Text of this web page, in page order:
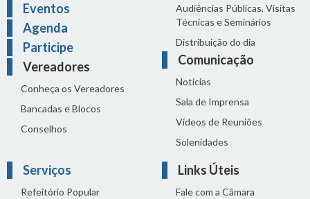
Eventos
Agenda
Participe
Vereadores
Conheça os Vereadores
Bancadas e Blocos
Conselhos
Audiências Públicas, Visitas
Técnicas e Seminários
Distribuição do dia
Comunicação
Notícias
Sala de Imprensa
Vídeos de Reuniões
Solenidades
Serviços
Refeitório Popular
Links Úteis
Fale com a Câmara